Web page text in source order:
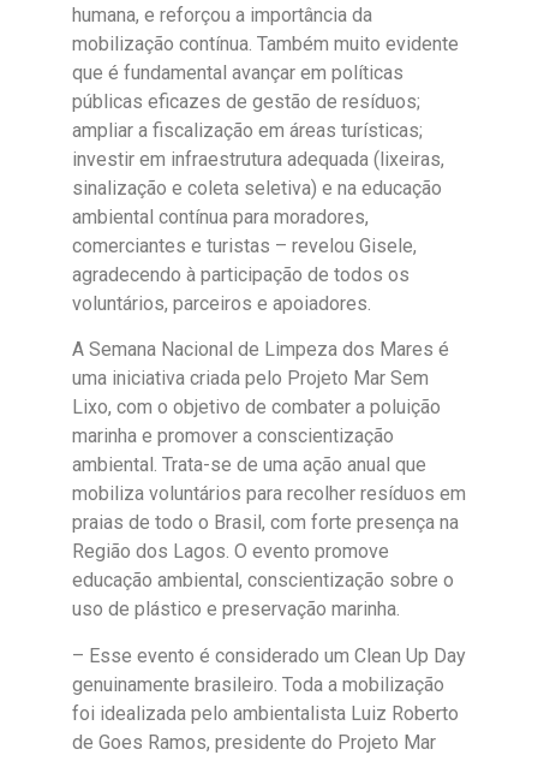
humana, e reforçou a importância da
mobilização contínua. Também muito evidente
que é fundamental avançar em políticas
públicas eficazes de gestão de resíduos;
ampliar a fiscalização em áreas turísticas;
investir em infraestrutura adequada (lixeiras,
sinalização e coleta seletiva) e na educação
ambiental contínua para moradores,
comerciantes e turistas – revelou Gisele,
agradecendo à participação de todos os
voluntários, parceiros e apoiadores.
A Semana Nacional de Limpeza dos Mares é
uma iniciativa criada pelo Projeto Mar Sem
Lixo, com o objetivo de combater a poluição
marinha e promover a conscientização
ambiental. Trata-se de uma ação anual que
mobiliza voluntários para recolher resíduos em
praias de todo o Brasil, com forte presença na
Região dos Lagos. O evento promove
educação ambiental, conscientização sobre o
uso de plástico e preservação marinha.
– Esse evento é considerado um Clean Up Day
genuinamente brasileiro. Toda a mobilização
foi idealizada pelo ambientalista Luiz Roberto
de Goes Ramos, presidente do Projeto Mar